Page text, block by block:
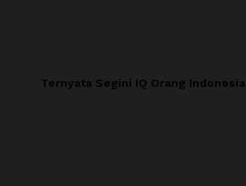
Ternyata Segini IQ Orang Indonesia